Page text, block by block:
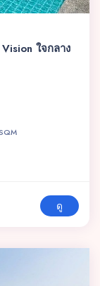
ใจกลาง
ดู